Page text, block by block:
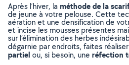
Après l’hiver, la méthode de la
de jeune à votre pelouse. Cette
aération et une densification de
et incise les mousses présentes
sur l’élimination des herbes
dégarnie par endroits, faites
partiel ou, si besoin, une réfection